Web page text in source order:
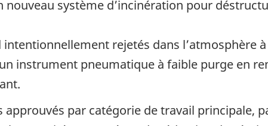
nouveau système d’incinération pour
rejetés dans l’atmosphère
instrument pneumatique à faible purge en
par catégorie de travail principale,